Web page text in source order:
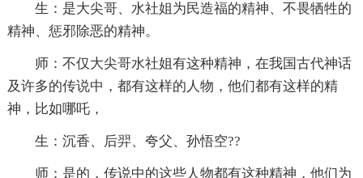
生：是大尖哥、水社姐为民造福的精神、不畏牺牲的
精神、惩邪除恶的精神。
师：不仅大尖哥水社姐有这种精神，在我国古代神话
及许多的传说中，都有这样的人物，他们都有这样的精
神，比如哪吒，
生：沉香、后羿、夸父、孙悟空??
师：是的，传说中的这些人物都有这种精神，他们为